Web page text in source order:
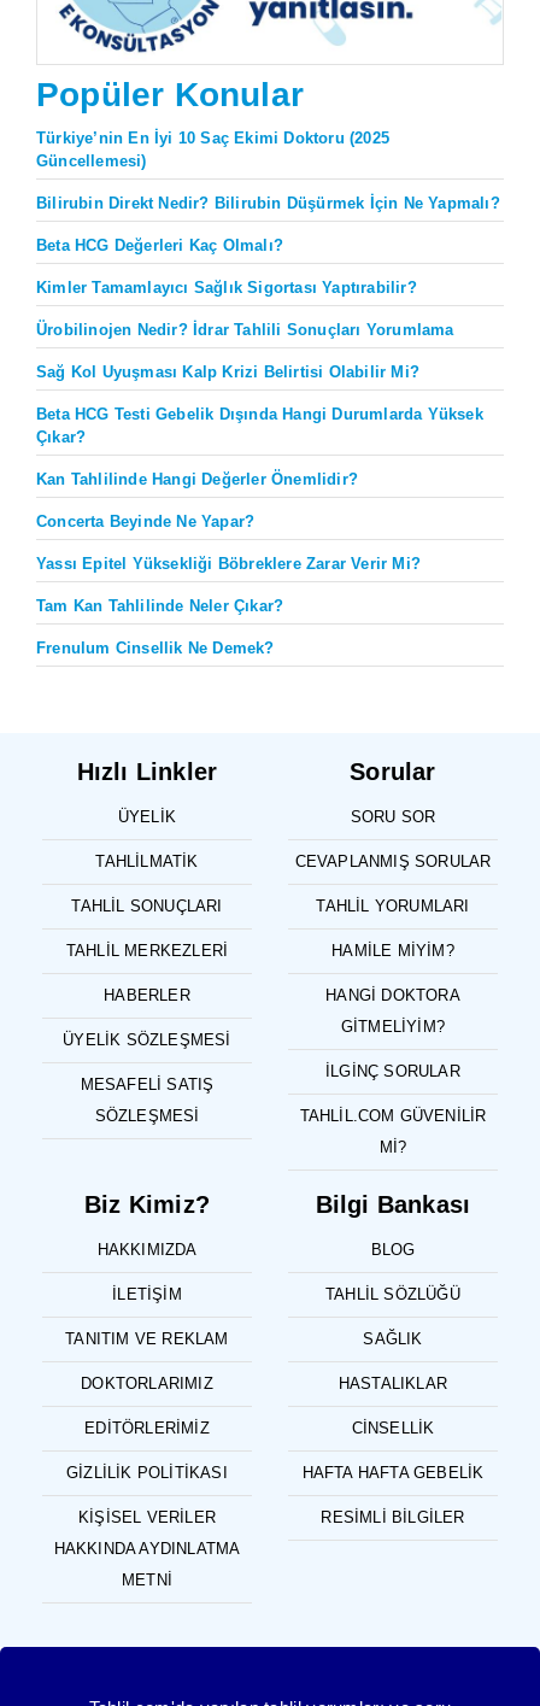
Popüler Konular
Türkiye’nin En İyi 10 Saç Ekimi Doktoru (2025
Güncellemesi)
Bilirubin Direkt Nedir? Bilirubin Düşürmek İçin Ne Yapmalı?
Beta HCG Değerleri Kaç Olmalı?
Kimler Tamamlayıcı Sağlık Sigortası Yaptırabilir?
Ürobilinojen Nedir? İdrar Tahlili Sonuçları Yorumlama
Sağ Kol Uyuşması Kalp Krizi Belirtisi Olabilir Mi?
Beta HCG Testi Gebelik Dışında Hangi Durumlarda Yüksek
Çıkar?
Kan Tahlilinde Hangi Değerler Önemlidir?
Concerta Beyinde Ne Yapar?
Yassı Epitel Yüksekliği Böbreklere Zarar Verir Mi?
Tam Kan Tahlilinde Neler Çıkar?
Frenulum Cinsellik Ne Demek?
Hızlı Linkler
ÜYELIK
TAHLILMATIK
TAHLIL SONUÇLARI
TAHLIL MERKEZLERI
HABERLER
ÜYELIK SÖZLEŞMESI
MESAFELI SATIŞ
SÖZLEŞMESI
Sorular
SORU SOR
CEVAPLANMIŞ SORULAR
TAHLIL YORUMLARI
HAMILE MIYIM?
HANGI DOKTORA
GITMELIYIM?
İLGINÇ SORULAR
TAHLIL.COM GÜVENILIR
MI?
Biz Kimiz?
HAKKIMIZDA
İLETIŞIM
TANITIM VE REKLAM
DOKTORLARIMIZ
EDITÖRLERIMIZ
GIZLILIK POLITIKASI
KIŞISEL VERILER
HAKKINDA AYDINLATMA
METNI
Bilgi Bankası
BLOG
TAHLIL SÖZLÜĞÜ
SAĞLIK
HASTALIKLAR
CINSELLIK
HAFTA HAFTA GEBELIK
RESIMLI BILGILER